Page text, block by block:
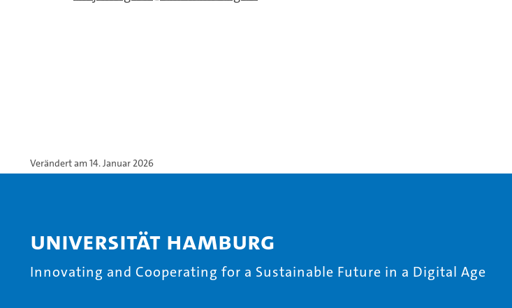
Verändert am 14. Januar 2026
Universität Hamburg
Innovating and Cooperating for a Sustainable Future in a Digital Age